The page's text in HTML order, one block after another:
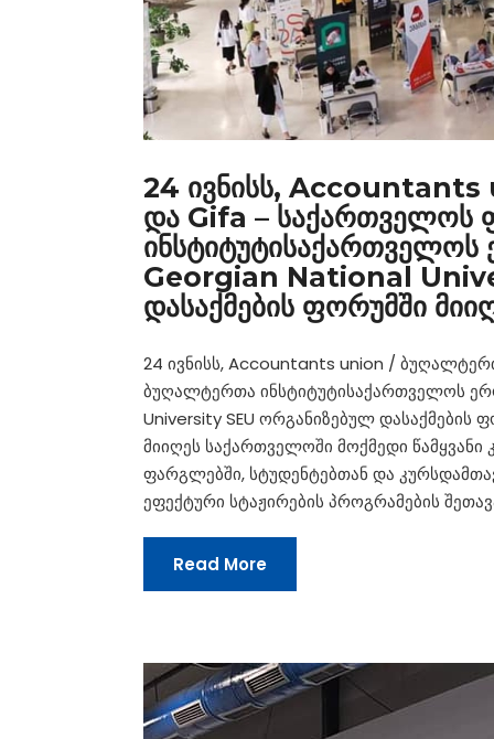
24 ივნისს,
და Gifa – საქართველოს
ინსტიტუტისაქართველოს
Georgian National
დასაქმების ფორუმში
24 ივნისს, Accountants union /
ბუღალტერთა ინსტიტუტისაქართველოს
University SEU ორგანიზებულ
მიიღეს საქართველოში მოქმედი
ფარგლებში, სტუდენტებთან და
ეფექტური სტაჟირების პროგრამების
Read More